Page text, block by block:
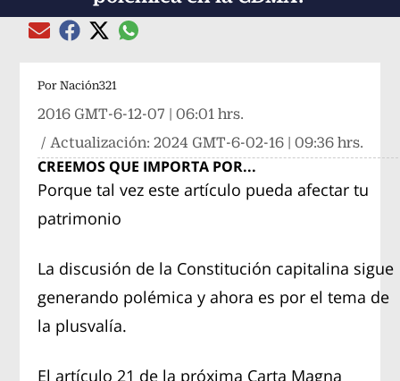
Compartir el artículo actual mediante Email
Compartir el artículo actual mediante Facebook
Compartir el artículo actual mediante Twitter
Compartir el artículo actual mediante
Por Nación321
2016 GMT-6-12-07 | 06:01 hrs.
/ Actualización:2024 GMT-6-02-16 | 09:36 hrs.
CREEMOS QUE IMPORTA POR...
Porque tal vez este artículo pueda afectar tu
patrimonio
La discusión de la Constitución capitalina sigue
generando polémica y ahora es por el tema de
la plusvalía.
El artículo 21 de la próxima Carta Magna